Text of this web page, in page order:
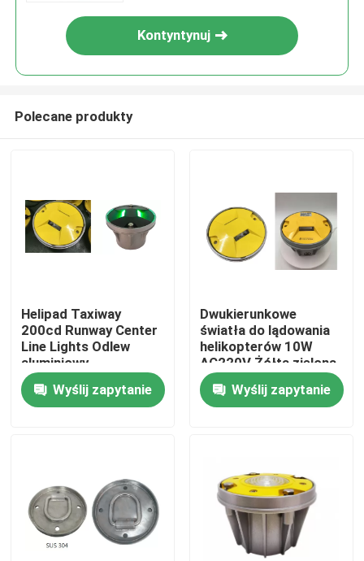
Dom
Produkty
Wycieczka po fabryce
Kontrola jakości
Kontyntynuj
Polecane produkty
Helipad Taxiway
200cd Runway Center
Line Lights Odlew
aluminiowy
Wyślij zapytanie
Dwukierunkowe
światła do lądowania
helikopterów 10W
AC220V Żółta zielona
dioda LED
Wyślij zapytanie